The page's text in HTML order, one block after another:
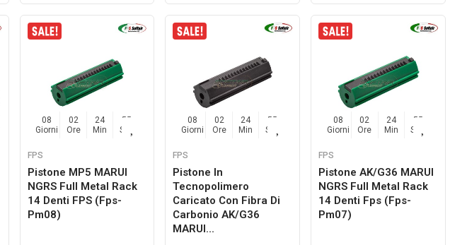
08
Giorni
02
Ore
24
Min
54
Sec
FPS
Pistone MP5 MARUI
NGRS Full Metal Rack
14 Denti FPS (fps-
Pm08)
08
Giorni
02
Ore
24
Min
54
Sec
FPS
Pistone In
Tecnopolimero
Caricato Con Fibra Di
Carbonio AK/G36
MARUI...
08
Giorni
02
Ore
24
Min
54
Sec
FPS
Pistone AK/G36 MARUI
NGRS Full Metal Rack
14 Denti Fps (fps-
Pm07)